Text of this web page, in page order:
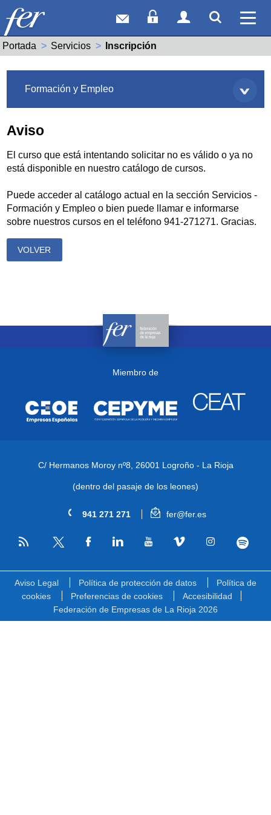
Correo webAcceso Socios
Acceso
Portada Servicios Actual:
Inscripción
Formación y Empleo
Aviso
El curso que está intentando solicitar no es válido o ya no
está disponible en nuestro catálogo de cursos.
Puede acceder al catálogo actual en la sección Servicios -
Formación y Empleo o bien puede llamar e informarse
sobre nuestros cursos en el teléfono 941-271271. Gracias.
VOLVER
Miembro de
C/ Hermanos Moroy nº8, 26001 Logroño - La Rioja
(dentro del pasaje de los leones)
941 271 271 fer@fer.es
RSS
Aviso Legal Política de protección de datos
Política de
cookies
Preferencias de cookies
Accesibilidad
Federación de Empresas de La Rioja 2026